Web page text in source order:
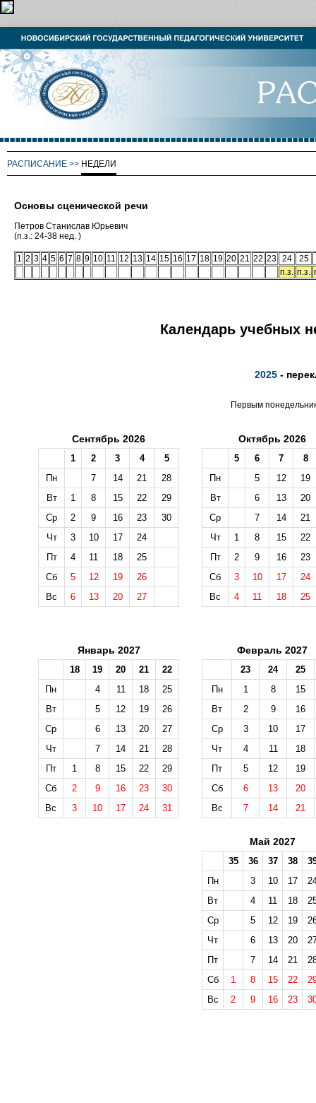
РАСПИСАНИЕ >> НЕДЕЛИ
Основы сценической речи
Петров Станислав Юрьевич
(п.з.: 24-38 нед. )
1 2 3 4 5 6 7 8 9 10 11 12 13 14 15 16 17 18 19 20 21 22 23 24 25
п.з. п.з.
Календарь учебных
2025-
Первым
Сентябрь 2026
1 2 3 4
5
Пн
7 14 21
28
Вт
1 8 15 22
29
Ср
2 9 16 23
30
Чт
3 10 17
24
Пт
4 11 18
25
Сб
5 12 19
26
Вс
6 13 20 27
Октябрь 2026
5 6 7
8
Пн
5 12
19
Вт
6 13
20
Ср
7 14
21
Чт
1 8 15
22
Пт
2 9 16
23
Сб
3 10 17
24
Вс
4 11 18 25
Январь 2027
18 19 20 21
22
Пн
4 11 18
25
Вт
5 12 19
26
Ср
6 13 20
27
Чт
7 14 21
28
Пт
1 8 15 22
29
Сб
2 9 16 23
30
Вс
3 10 17 24 31
Февраль 2027
23 24
25
Пн
1 8
15
Вт
2 9
16
Ср
3 10
17
Чт
4 11
18
Пт
5 12
19
Сб
6 13
20
Вс
7 14 21
Май 2027
35 36 37 38
Пн
3 10 17
Вт
4 11 18
Ср
5 12 19
Чт
6 13 20
Пт
7 14 21
Сб
1 8 15 22
Вс
2 9 16 23